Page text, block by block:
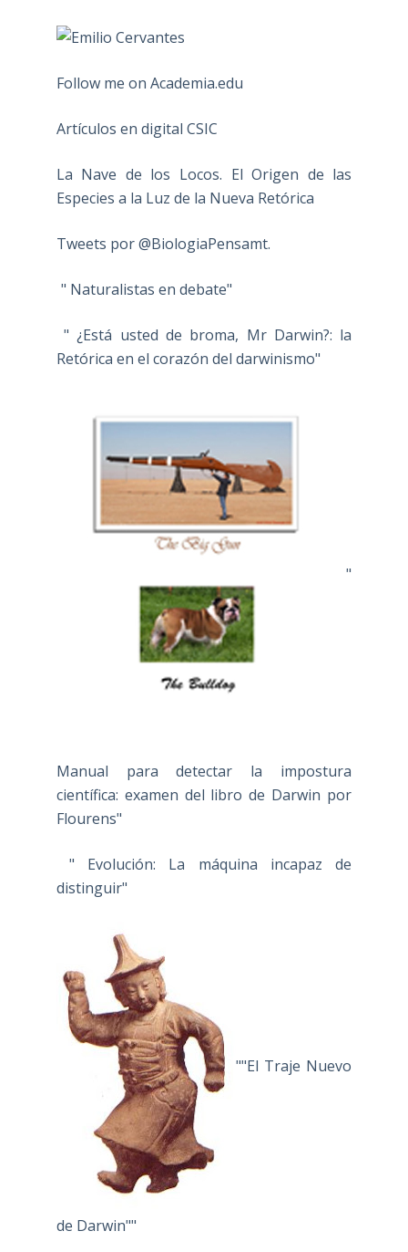
Follow me on Academia.edu
Artículos en digital CSIC
La Nave de los Locos. El Origen de las
Especies a la Luz de la Nueva Retórica
Tweets por @BiologiaPensamt.
" Naturalistas en debate"
" ¿Está usted de broma, Mr Darwin?: la
Retórica en el corazón del darwinismo"
"
Manual para detectar la impostura
científica: examen del libro de Darwin por
Flourens"
" Evolución: La máquina incapaz de
distinguir"
""El Traje Nuevo
de Darwin""